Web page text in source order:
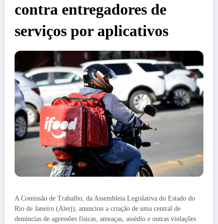
contra entregadores de
serviços por aplicativos
A Comissão de Trabalho, da Assembleia Legislativa do Estado do
Rio de Janeiro (Alerj), anunciou a criação de uma central de
denúncias de agressões físicas, ameaças, assédio e outras violações